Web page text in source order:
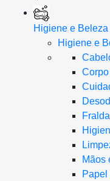
Higiene e Beleza
Higiene e
Mãos